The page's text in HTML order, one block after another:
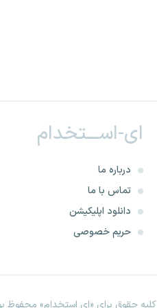
ای-اســـتخدام
درباره ما
تماس با ما
دانلود اپلیکیشن
حریم خصوصی
کلیه حقوق برای «ای استخدام» محفوظ